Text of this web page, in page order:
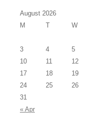
August 2026
M
T W
« Apr
3
4 5
10
11 12
17
18 19
24
25 26
31